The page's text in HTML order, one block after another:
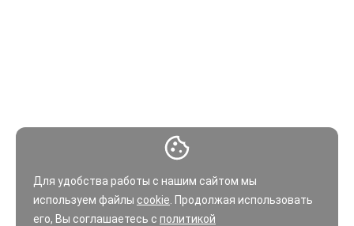
Для удобства работы с нашим сайтом мы
используем файлы cookie . Продолжая использовать
его, Вы соглашаетесь с политикой